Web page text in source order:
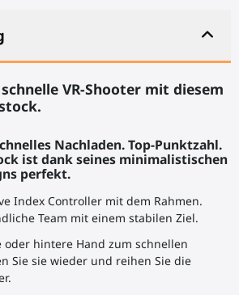
VR-Shooter mit diesem
Nachladen. Top-Punktzahl.
ist dank seines minimalistischen
perfekt.
Index Controller mit dem Rahmen.
Team mit einem stabilen Ziel.
oder hintere Hand zum schnellen
Sie sie wieder und reihen Sie die